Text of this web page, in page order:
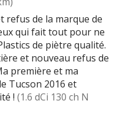
refus de la marque de
qui fait tout pour ne
de piètre qualité.
et nouveau refus de
première et ma
Tucson 2016 et
! (1.6 dCi 130 ch N